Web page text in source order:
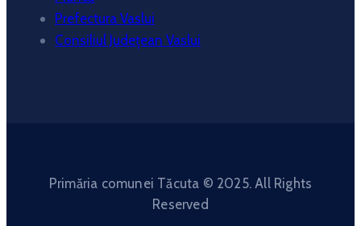
Prefectura Vaslui
Consiliul Județean Vaslui
Primăria comunei Tăcuta © 2025. All Rights
Reserved